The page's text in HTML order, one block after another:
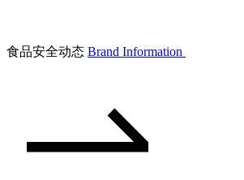
食品安全动态 Brand Information